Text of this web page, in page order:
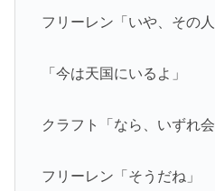
フリーレン「いや、その
「今は天国にいるよ」
クラフト「なら、いずれ会
フリーレン「そうだね」